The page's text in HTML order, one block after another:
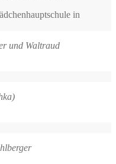
in
und Waltraud